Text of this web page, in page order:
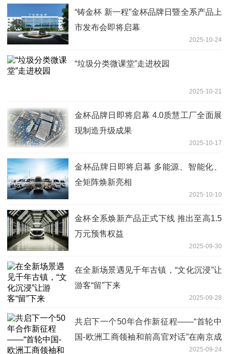
“铸金杯 新一程”金杯品牌日暨全系产品上
市发布会即将启幕
2025-10-24
“垃圾分类微课堂”走进校园
2025-10-21
金杯品牌日即将启幕 4.0质慧工厂全面展
现制造升级成果
2025-10-17
金杯品牌日即将启幕 多能源、智能化、
全矩阵焕新亮相
2025-10-10
金杯全系焕新产品正式下线 推出至高1.5
万元预售权益
2025-09-30
在全新场景遇见千年古镇，“文化沉浸”让
游客“留”下来
2025-09-28
共启下一个50年合作新征程——“首轮中
国-欧洲工商领袖和前高官对话”在南京成
2025-09-24